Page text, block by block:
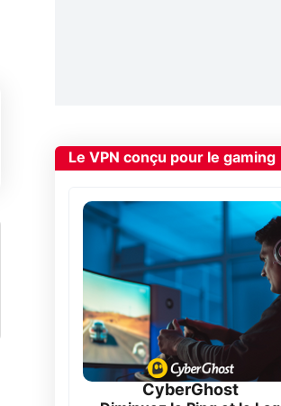
Le VPN conçu pour le gaming
CyberGhost